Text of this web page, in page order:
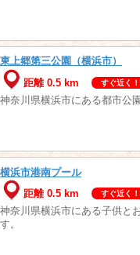
東上郷第三公園（横浜市）
距離 0.5 km
すぐ近く！
神奈川県横浜市にある都市公
横浜市港南プール
距離 0.5 km
すぐ近く！
神奈川県横浜市にある子供と
す。